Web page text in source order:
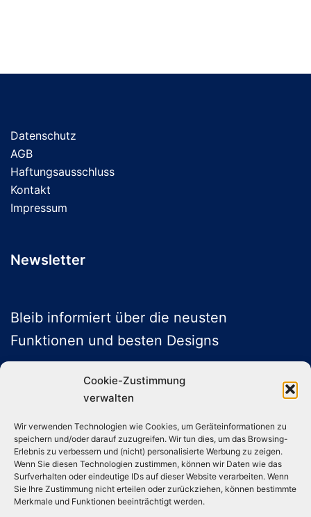
Cookie-Zustimmung
verwalten
Wir verwenden Technologien wie Cookies, um Geräteinformationen zu
speichern und/oder darauf zuzugreifen. Wir tun dies, um das Browsing-
Erlebnis zu verbessern und (nicht) personalisierte Werbung zu zeigen.
Wenn Sie diesen Technologien zustimmen, können wir Daten wie das
Surfverhalten oder eindeutige IDs auf dieser Website verarbeiten. Wenn
Sie Ihre Zustimmung nicht erteilen oder zurückziehen, können bestimmte
Merkmale und Funktionen beeinträchtigt werden.
Datenschutz
AGB
Haftungsausschluss
Kontakt
Impressum
Newsletter
Bleib informiert über die neusten
Funktionen und besten Designs
ABONNIEREN
Folge uns auf Social Media